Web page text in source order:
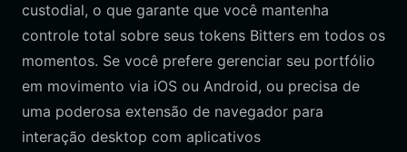
custodial, o que garante que você mantenha
controle total sobre seus tokens Bitters em todos os
momentos. Se você prefere gerenciar seu portfólio
em movimento via iOS ou Android, ou precisa de
uma poderosa extensão de navegador para
interação desktop com aplicativos